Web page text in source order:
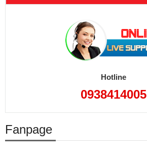
Hotline
0938414005
Fanpage